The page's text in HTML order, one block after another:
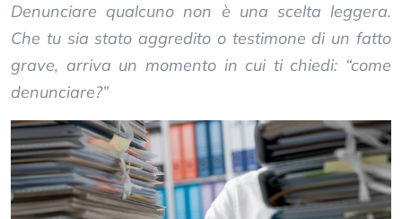
Denunciare qualcuno non è una scelta leggera.
Che tu sia stato aggredito o testimone di un fatto
grave, arriva un momento in cui ti chiedi: “come
denunciare?”